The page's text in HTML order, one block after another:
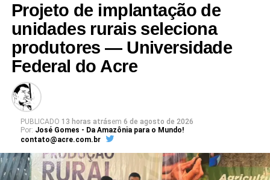
Leia Mais: UFAC
Projeto de implantação de
unidades rurais seleciona
produtores — Universidade
Federal do Acre
PUBLICADO 13 horas atrásem 6 de agosto de 2026
Por: José Gomes - Da Amazônia para o Mundo!
contato@acre.com.br